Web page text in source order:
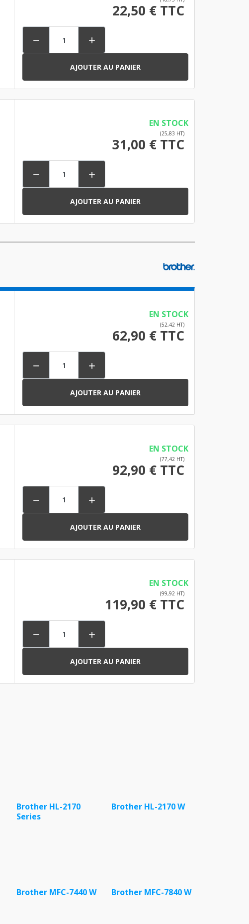
22,50 € TTC
 
AJOUTER AU PANIER
EN STOCK
(25,83 HT)
31,00 € TTC
 
AJOUTER AU PANIER
EN STOCK
(52,42 HT)
62,90 € TTC
 
AJOUTER AU PANIER
EN STOCK
(77,42 HT)
92,90 € TTC
 
AJOUTER AU PANIER
EN STOCK
(99,92 HT)
119,90 € TTC
 
AJOUTER AU PANIER
Brother HL-2170
Series
Brother HL-2170 W
Brother MFC-7440 W Brother MFC-7840 W